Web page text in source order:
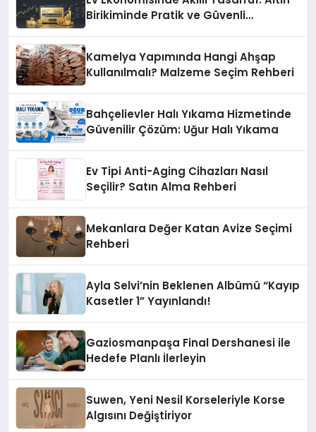
Birikiminde Pratik ve Güvenli
Kamelya Yapımında Hangi Ahşap
Kullanılmalı? Malzeme Seçim Rehberi
Bahçelievler Halı Yıkama Hizmetinde
Güvenilir Çözüm: Uğur Halı Yıkama
Ev Tipi Anti-Aging Cihazları Nasıl
Seçilir? Satın Alma Rehberi
Mekanlara Değer Katan Avize Seçimi
Rehberi
Ayla Selvi’nin Beklenen Albümü “Kayıp
Kasetler 1” Yayınlandı!
Gaziosmanpaşa Final Dershanesi ile
Hedefe Planlı İlerleyin
Suwen, Yeni Nesil Korseleriyle Korse
Algısını Değiştiriyor